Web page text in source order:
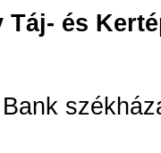
Táj- és